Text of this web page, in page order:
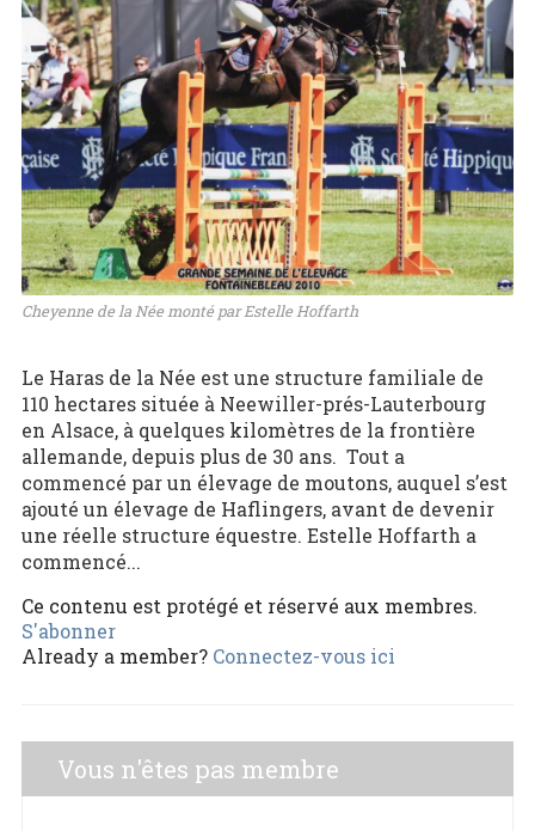
Cheyenne de la Née monté par Estelle Hoffarth
Le Haras de la Née est une structure familiale de
110 hectares située à Neewiller-prés-Lauterbourg
en Alsace, à quelques kilomètres de la frontière
allemande, depuis plus de 30 ans. Tout a
commencé par un élevage de moutons, auquel s’est
ajouté un élevage de Haflingers, avant de devenir
une réelle structure équestre. Estelle Hoffarth a
commencé...
Ce contenu est protégé et réservé aux membres.
S'abonner
Already a member? Connectez-vous ici
Vous n'êtes pas membre